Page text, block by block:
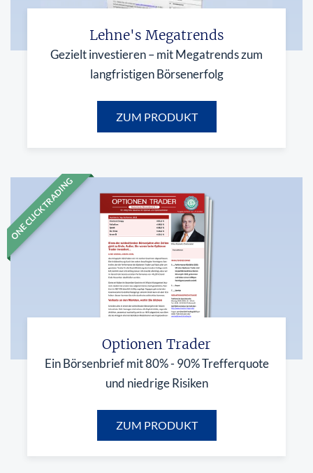
Lehne's Megatrends
Gezielt investieren – mit Megatrends zum
langfristigen Börsenerfolg
ZUM PRODUKT
ONE CLICK TRADING
Optionen Trader
Ein Börsenbrief mit 80% - 90% Trefferquote
und niedrige Risiken
ZUM PRODUKT